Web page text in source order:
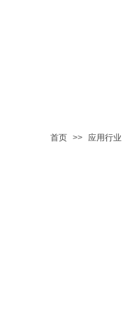
首页 >> 应用行业